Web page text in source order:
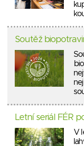
Soutěž
Letní seriál FÉR
V